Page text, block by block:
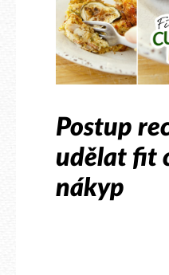
Postup
udělat fit
nákyp